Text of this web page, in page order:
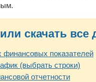
скачать все
финансовых показателей
(выбрать строки)
отчетности